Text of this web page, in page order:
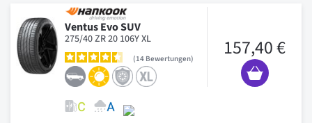
Ventus Evo SUV
275/40 ZR 20 106Y XL
14 Bewertungen 157,40 €